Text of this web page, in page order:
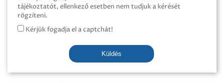
tájékoztatót, ellenkező esetben nem tudjuk a kérését
rögzíteni.
Kérjük fogadja el a captchát!
Küldés